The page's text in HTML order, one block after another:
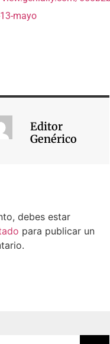
mayo
Editor
Genérico
debes estar
para publicar un